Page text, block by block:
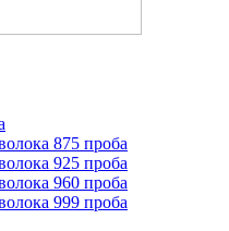
875 проба
925 проба
960 проба
999 проба